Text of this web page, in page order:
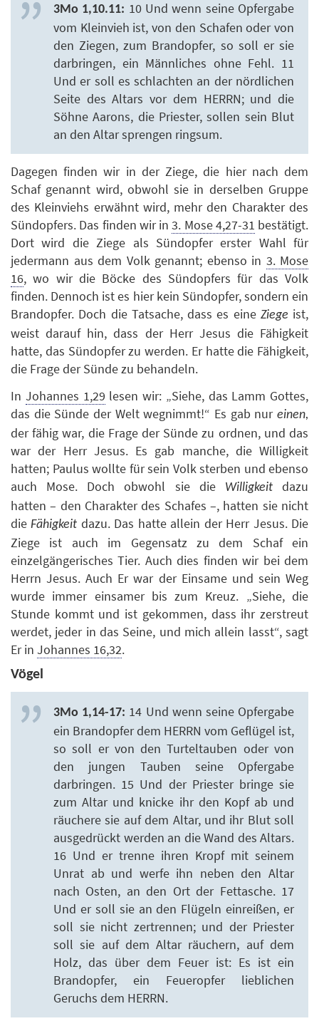
3Mo 1,10.11: 10 Und wenn seine Opfergabe
vom Kleinvieh ist, von den Schafen oder von
den Ziegen, zum Brandopfer, so soll er sie
darbringen, ein Männliches ohne Fehl. 11
Und er soll es schlachten an der nördlichen
Seite des Altars vor dem HERRN; und die
Söhne Aarons, die Priester, sollen sein Blut
an den Altar sprengen ringsum.
Dagegen finden wir in der Ziege, die hier nach dem
Schaf genannt wird, obwohl sie in derselben Gruppe
des Kleinviehs erwähnt wird, mehr den Charakter des
Sündopfers. Das finden wir in3. Mose 4,27-31 bestätigt.
Dort wird die Ziege als Sündopfer erster Wahl für
jedermann aus dem Volk genannt; ebenso in 3. Mose
16, wo wir die Böcke des Sündopfers für das Volk
finden. Dennoch ist es hier kein Sündopfer, sondern ein
Brandopfer. Doch die Tatsache, dass es eine Ziege ist,
weist darauf hin, dass der Herr Jesus die Fähigkeit
hatte, das Sündopfer zu werden. Er hatte die Fähigkeit,
die Frage der Sünde zu behandeln.
In Johannes 1,29 lesen wir: „Siehe, das Lamm Gottes,
das die Sünde der Welt wegnimmt!“ Es gab nur einen,
der fähig war, die Frage der Sünde zu ordnen, und das
war der Herr Jesus. Es gab manche, die Willigkeit
hatten; Paulus wollte für sein Volk sterben und ebenso
auch Mose. Doch obwohl sie die
Willigkeitdazu
hatten – den Charakter des Schafes –, hatten sie nicht
dieFähigkeit dazu. Das hatte allein der Herr Jesus. Die
Ziege ist auch im Gegensatz zu dem Schaf ein
einzelgängerisches Tier. Auch dies finden wir bei dem
Herrn Jesus. Auch Er war der Einsame und sein Weg
wurde immer einsamer bis zum Kreuz. „Siehe, die
Stunde kommt und ist gekommen, dass ihr zerstreut
werdet, jeder in das Seine, und mich allein lasst“, sagt
Er in Johannes 16,32.
Vögel
3Mo 1,14-17: 14 Und wenn seine Opfergabe
ein Brandopfer dem HERRN vom Geflügel ist,
so soll er von den Turteltauben oder von
den jungen Tauben seine Opfergabe
darbringen. 15 Und der Priester bringe sie
zum Altar und knicke ihr den Kopf ab und
räuchere sie auf dem Altar, und ihr Blut soll
ausgedrückt werden an die Wand des Altars.
16 Und er trenne ihren Kropf mit seinem
Unrat ab und werfe ihn neben den Altar
nach Osten, an den Ort der Fettasche. 17
Und er soll sie an den Flügeln einreißen, er
soll sie nicht zertrennen; und der Priester
soll sie auf dem Altar räuchern, auf dem
Holz, das über dem Feuer ist: Es ist ein
Brandopfer, ein Feueropfer lieblichen
Geruchs dem HERRN.